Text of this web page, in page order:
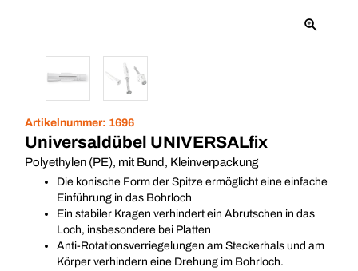
Artikelnummer: 1696
Universaldübel UNIVERSALfix
Polyethylen (PE), mit Bund, Kleinverpackung
Die konische Form der Spitze ermöglicht eine einfache
Einführung in das Bohrloch
Ein stabiler Kragen verhindert ein Abrutschen in das
Loch, insbesondere bei Platten
Anti-Rotationsverriegelungen am Steckerhals und am
Körper verhindern eine Drehung im Bohrloch.